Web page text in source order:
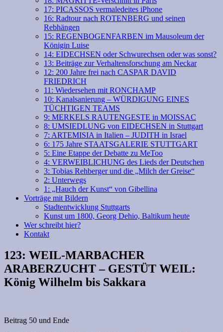
17: PICASSOS vermaledeites iPhone
16: Radtour nach ROTENBERG und seinen
Rebhängen
15: REGENBOGENFARBEN im Mausoleum der
Königin Luise
14: EIDECHSEN oder Schwurechsen oder was sonst?
13: Beiträge zur Verhaltensforschung am Neckar
12: 200 Jahre frei nach CASPAR DAVID
FRIEDRICH
11: Wiedersehen mit RONCHAMP
10: Kanalsanierung – WÜRDIGUNG EINES
TÜCHTIGEN TEAMS
9: MERKELS RAUTENGESTE in MOISSAC
8: UMSIEDLUNG von EIDECHSEN in Stuttgart
7: ARTEMISIA in Italien – JUDITH in Israel
6: 175 Jahre STAATSGALERIE STUTTGART
5: Eine Etappe der Debatte zu MeToo
4: VERWEIBLICHUNG des Lieds der Deutschen
3: Tobias Rehberger und die „Milch der Greise“
2: Unterwegs
1: „Hauch der Kunst“ von Gibellina
Vorträge mit Bildern
Stadtentwicklung Stuttgarts
Kunst um 1800, Georg Dehio, Baltikum heute
Wer schreibt hier?
Kontakt
123: WEIL-MARBACHER
ARABERZUCHT – GESTÜT WEIL:
König Wilhelm bis Sakkara
Beitrag 50 und Ende